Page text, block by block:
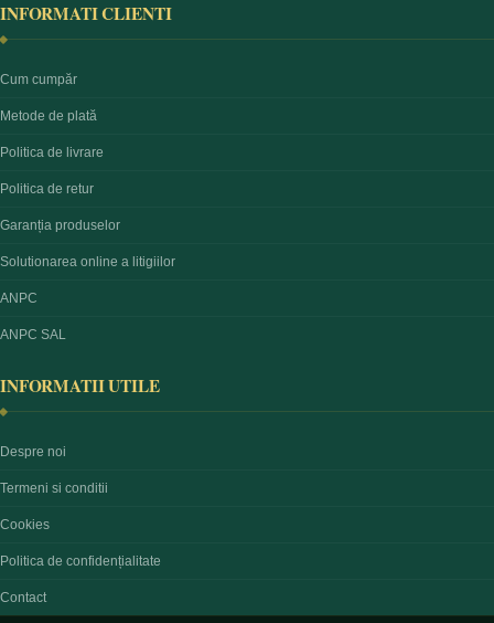
INFORMATI CLIENTI
Cum cumpăr
Metode de plată
Politica de livrare
Politica de retur
Garanția produselor
Solutionarea online a litigiilor
ANPC
ANPC SAL
INFORMATII UTILE
Despre noi
Termeni si conditii
Cookies
Politica de confidențialitate
Contact